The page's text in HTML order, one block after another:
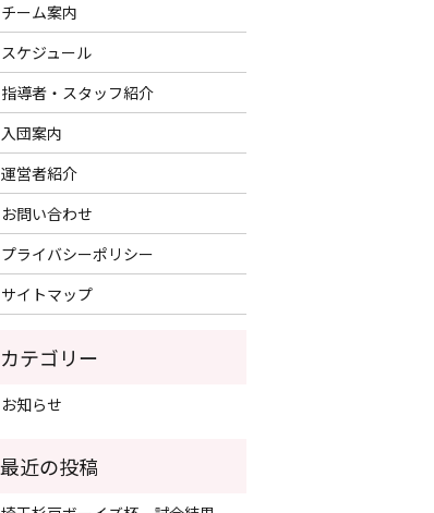
チーム案内
スケジュール
指導者・スタッフ紹介
入団案内
運営者紹介
お問い合わせ
プライバシーポリシー
サイトマップ
お知らせ